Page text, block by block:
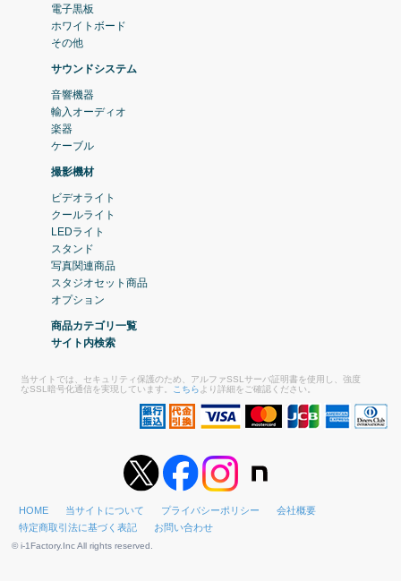
電子黒板
ホワイトボード
その他
サウンドシステム
音響機器
輸入オーディオ
楽器
ケーブル
撮影機材
ビデオライト
クールライト
LEDライト
スタンド
写真関連商品
スタジオセット商品
オプション
商品カテゴリ一覧
サイト内検索
当サイトでは、セキュリティ保護のため、アルファSSLサーバ証明書を使用し、強度
なSSL暗号化通信を実現しています。 こちらより詳細をご確認ください。
HOME 当サイトについて プライバシーポリシー
会社概要
特定商取引法に基づく表記
お問い合わせ
© i-1Factory.Inc All rights reserved.